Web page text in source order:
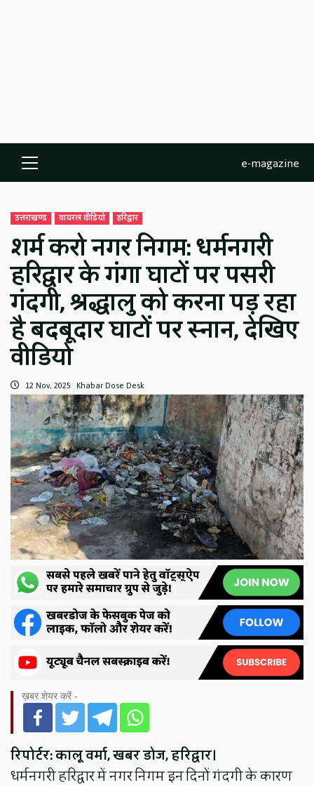
Primary
Menu
e-magazine
उत्तराखण्ड वायरल वीडियो हरिद्वार
शर्म करो नगर निगम: धर्मनगरी
हरिद्वार के गंगा घाटों पर पसरी
गंदगी, श्रद्धालु को करना पड़ रहा
है बदबूदार घाटों पर स्नान, देखिए
वीडियो
12 Nov, 2025 Khabar Dose Desk
ख़बर शेयर करें -
रिपोर्टर: कालू वर्मा, खबर डोज, हरिद्वार।
धर्मनगरी हरिद्वार में नगर निगम इन दिनों गंदगी के कारण